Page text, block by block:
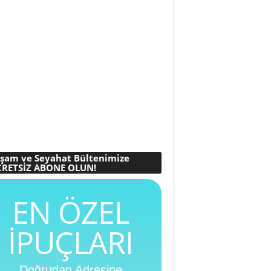
ve Seyahat Bültenimize
ABONE OLUN!
EN ÖZEL
İPUÇLARI